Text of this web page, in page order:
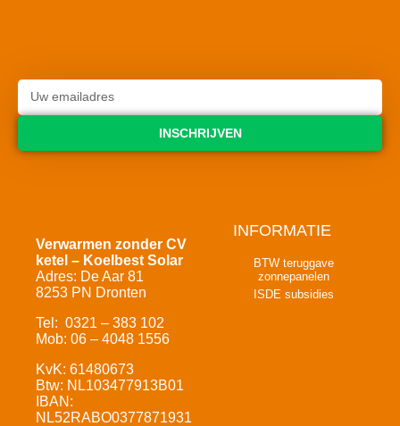
INSCHRIJVEN
Verwarmen zonder CV
ketel – Koelbest Solar
Adres: De Aar 81
8253 PN Dronten
Tel: 0321 – 383 102
Mob: 06 – 4048 1556
KvK: 61480673
Btw: NL103477913B01
IBAN:
NL52RABO0377871931
INFORMATIE
BTW teruggave
zonnepanelen
ISDE subsidies